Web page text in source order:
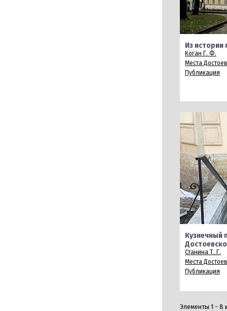
Из истории
Коган Г. Ф.
Места
Публикация
Кузнечный
Станина Т. Г.
Места
Публикация
Элементы 1 - 8